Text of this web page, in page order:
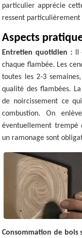
particulier apprécie
ressent
Aspects
Entretien quotidien :Il
chaque flambée. Les
toutes les 2-3
qualité des flambées.
de noircissement ce
combustion. On
éventuellement trempé
un ramonage sont
Consommation de bois